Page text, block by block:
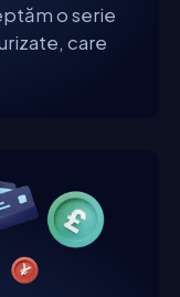
o serie
care